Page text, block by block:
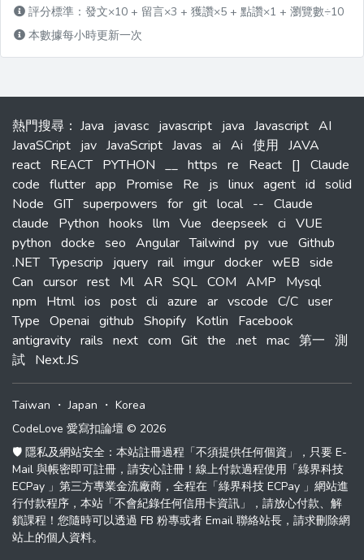
評分標準：發文×10 + 留言×3 + 獲讚×5 + 點讚×1 + 瀏覽數÷10
本數據每小時更新一次
熱門搜尋 ： Java javasc javascript java Javascript AI
JavaSCript jav JavaScript Javas ai Ai 使用 JAVA
react REACT PYTHON __ https re React []
Claude
code flutter app Promise Re js linux agent id solid
Node GIT superpowers for git local -- Claude
claude
Python hooks llm Vue deepseek ci VUE
python docke seo Angular Tailwind py vue Github
.NET Typescrip jquery rail imgur docker wEB side
Can cursor rest Ml AR SQL COM AMP
Mysql
npm
Html ios post cli azure ar vscode C/C user
Type Openai github Shopify Kotlin
Facebook
antigravity rails next com Git the .net mac 第一 測
試 Next.JS
Taiwan ・Japan ・ Korea
CodeLove 愛寫扣論壇 © 2026
🛡️ 隱私及網站安全：本站註冊過程「不須提供任何個資」，只要 E-
Mail 與帳密即可註冊，請安心註冊！線上付款過程使用「綠界科技
ECPay 」第三方專業金流廠商，全程在「綠界科技 ECPay 」網站進
行付款程序，本站「不會紀錄任何信用卡資訊」，請放心付款、解
鎖課程！您隨時可以透過 FB 粉專或者 Email 聯絡站長，請求刪除網
站上的個人資料。